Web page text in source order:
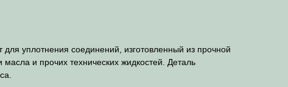
уплотнения соединений, изготовленный из прочной
и прочих технических жидкостей. Деталь